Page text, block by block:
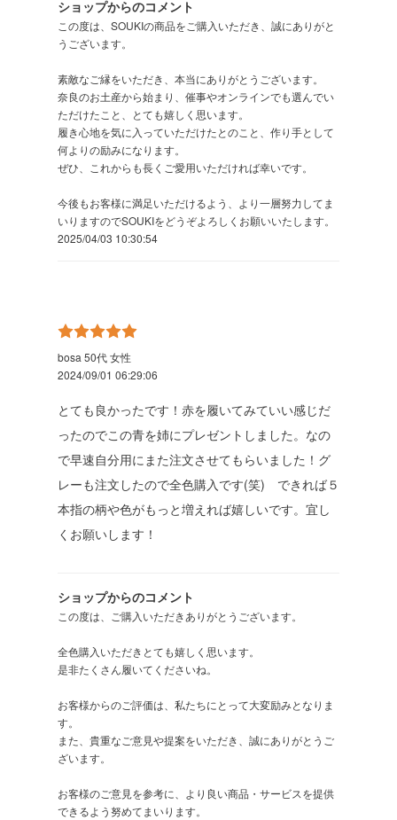
ショップからのコメント
この度は、SOUKIの商品をご購入いただき、誠にありがと
うございます。
素敵なご縁をいただき、本当にありがとうございます。
奈良のお土産から始まり、催事やオンラインでも選んでい
ただけたこと、とても嬉しく思います。
履き心地を気に入っていただけたとのこと、作り手として
何よりの励みになります。
ぜひ、これからも長くご愛用いただければ幸いです。
今後もお客様に満足いただけるよう、より一層努力してま
いりますのでSOUKIをどうぞよろしくお願いいたします。
2025/04/03 10:30:54
bosa 50代 女性
2024/09/01 06:29:06
とても良かったです！赤を履いてみていい感じだ
ったのでこの青を姉にプレゼントしました。なの
で早速自分用にまた注文させてもらいました！グ
レーも注文したので全色購入です(笑) できれば５
本指の柄や色がもっと増えれば嬉しいです。宜し
くお願いします！
ショップからのコメント
この度は、ご購入いただきありがとうございます。
全色購入いただきとても嬉しく思います。
是非たくさん履いてくださいね。
お客様からのご評価は、私たちにとって大変励みとなりま
す。
また、貴重なご意見や提案をいただき、誠にありがとうご
ざいます。
お客様のご意見を参考に、より良い商品・サービスを提供
できるよう努めてまいります。